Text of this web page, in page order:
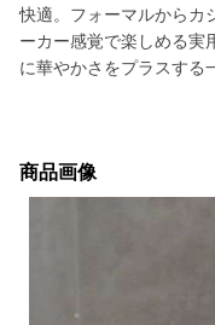
快適。フォーマルからカ
ーカー感覚で楽しめる実
に華やかさをプラスする
商品画像